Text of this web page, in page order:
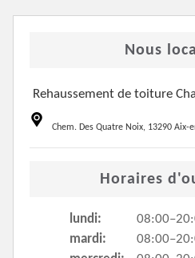
Nous
Rehaussement de toiture
Chem. Des Quatre Noix, 13290 Aix-
Horaires
lundi:
mardi: